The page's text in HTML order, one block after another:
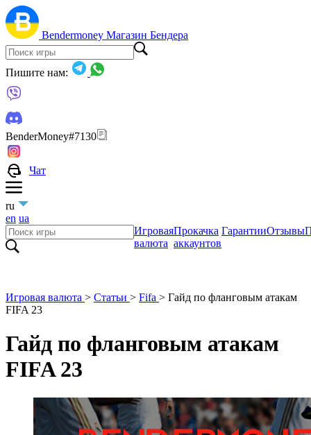
Bendermoney Магазин Бендера
Пишите нам:
BenderMoney#7130
Чат
ru
en ua
Игровая
валюта
Прокачка
аккаунтов
ГарантииОтзывы
Игровая валюта > Статьи > Fifa > Гайд по фланговым атакам
FIFA 23
Гайд по фланговым атакам
FIFA 23